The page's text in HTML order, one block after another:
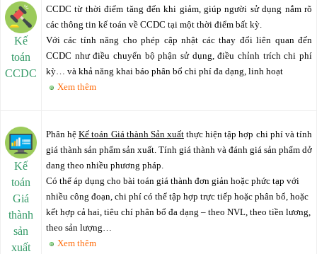
Kế
toán
CCDC
CCDC từ thời điểm tăng đến khi giảm, giúp người sử dụng nắm rõ
các thông tin kế toán về CCDC tại một thời điểm bất kỳ.
Với các tính năng cho phép cập nhật các thay đổi liên quan đến
CCDC như điều chuyển bộ phận sử dụng, điều chỉnh trích chi phí
kỳ… và khả năng khai báo phân bổ chi phí đa dạng, linh hoạt
Xem thêm
Kế
toán
Giá
thành
sản
xuất
Phân hệKế toán Giá thành Sản xuấtthực hiện tập hợp chi phí và tính
giá thành sản phẩm sản xuất. Tính giá thành và đánh giá sản phẩm dở
dang theo nhiều phương pháp.
Có thể áp dụng cho bài toán giá thành đơn giản hoặc phức tạp với
nhiều công đoạn, chi phí có thể tập hợp trực tiếp hoặc phân bổ, hoặc
kết hợp cả hai, tiêu chí phân bổ đa dạng – theo NVL, theo tiền lương,
theo sản lượng…
Xem thêm